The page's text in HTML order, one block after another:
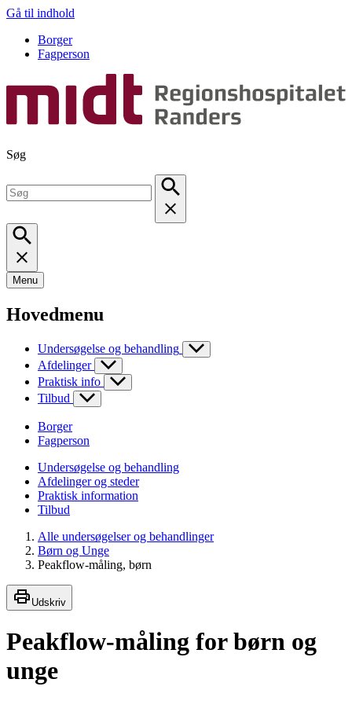
Gå til indhold
Borger
Fagperson
Søg
Menu
Hovedmenu
Undersøgelse og behandling
Afdelinger
Praktisk info
Tilbud
Borger
Fagperson
Undersøgelse og behandling
Afdelinger og steder
Praktisk information
Tilbud
Alle undersøgelser og behandlinger
Børn og Unge
Peakflow-måling, børn
Udskriv
Peakflow-måling for børn og
unge